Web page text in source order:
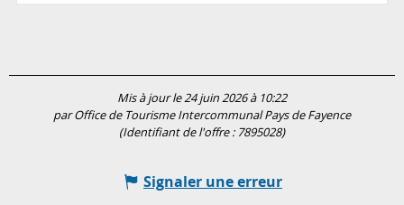
Mis à jour le 24 juin 2026 à 10:22
par Office de Tourisme Intercommunal Pays de Fayence
(Identifiant de l'offre : 7895028)
Signaler une erreur